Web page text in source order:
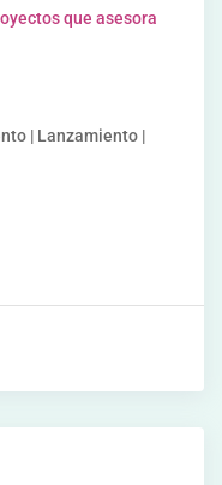
que asesora
| Lanzamiento |